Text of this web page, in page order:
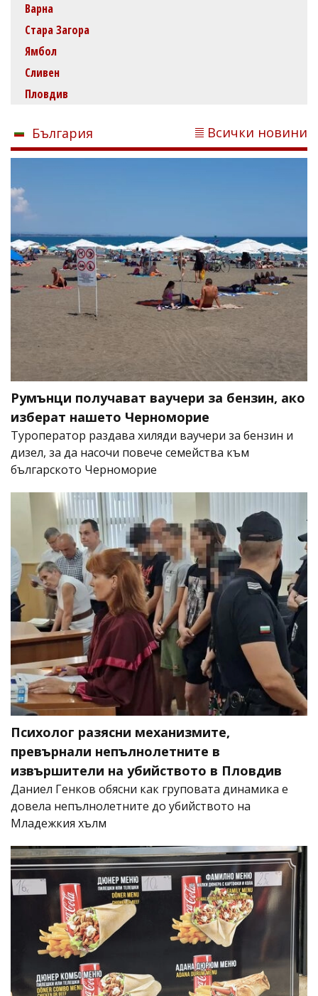
Варна
Стара Загора
Ямбол
Сливен
Пловдив
България Всички новини
Румънци получават ваучери за бензин, ако
изберат нашето Черноморие
Туроператор раздава хиляди ваучери за бензин и
дизел, за да насочи повече семейства към
българското Черноморие
Психолог разясни механизмите,
превърнали непълнолетните в
извършители на убийството в Пловдив
Даниел Генков обясни как груповата динамика е
довела непълнолетните до убийството на
Младежкия хълм